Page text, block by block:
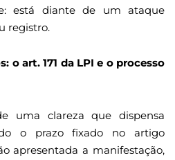
está diante de um ataque
registro.
o art. 171 da LPI e o processo
uma clareza que dispensa
o prazo fixado no artigo
apresentada a manifestação,